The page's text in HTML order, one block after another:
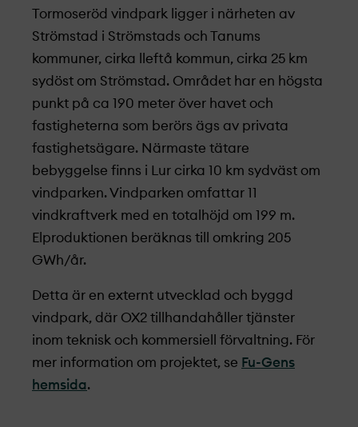
Tormoseröd vindpark ligger i närheten av
Strömstad i Strömstads och Tanums
kommuner, cirka lleftå kommun, cirka 25 km
sydöst om Strömstad. Området har en högsta
punkt på ca 190 meter över havet och
fastigheterna som berörs ägs av privata
fastighetsägare. Närmaste tätare
bebyggelse finns i Lur cirka 10 km sydväst om
vindparken. Vindparken omfattar 11
vindkraftverk med en totalhöjd om 199 m.
Elproduktionen beräknas till omkring 205
GWh/år.
Detta är en externt utvecklad och byggd
vindpark, där OX2 tillhandahåller tjänster
inom teknisk och kommersiell förvaltning. För
mer information om projekt­et, se Fu-Gens
hemsida.